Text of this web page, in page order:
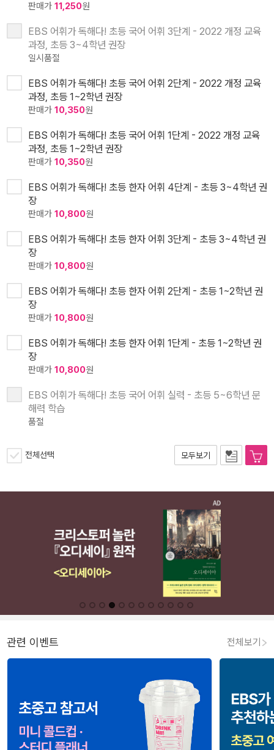
판매가 11,250원
EBS 어휘가 독해다! 초등 국어 어휘 3단계 - 2022 개정 교육
과정, 초등 3~4학년 권장
일시품절
EBS 어휘가 독해다! 초등 국어 어휘 2단계 - 2022 개정 교육
과정, 초등 1~2학년 권장
판매가 10,350원
EBS 어휘가 독해다! 초등 국어 어휘 1단계 - 2022 개정 교육
과정, 초등 1~2학년 권장
판매가 10,350원
EBS 어휘가 독해다! 초등 한자 어휘 4단계 - 초등 3~4학년 권
장
판매가 10,800원
EBS 어휘가 독해다! 초등 한자 어휘 3단계 - 초등 3~4학년 권
장
판매가 10,800원
EBS 어휘가 독해다! 초등 한자 어휘 2단계 - 초등 1~2학년 권
장
판매가 10,800원
EBS 어휘가 독해다! 초등 한자 어휘 1단계 - 초등 1~2학년 권
장
판매가 10,800원
EBS 어휘가 독해다! 초등 국어 어휘 실력 - 초등 5~6학년 문
해력 학습
품절
전체선택 모두보기
관련 이벤트 전체보기